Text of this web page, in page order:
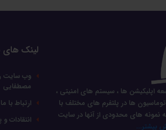
اپلیکیشن ها ، سیستم های امنیتی ،
ها در پلتفرم های مختلف با
که نمونه های محدودی از آنها در سایت
بیشتر...
لینک های
وب سایت
مصطفایی
ارتباط با ما
انتقادات